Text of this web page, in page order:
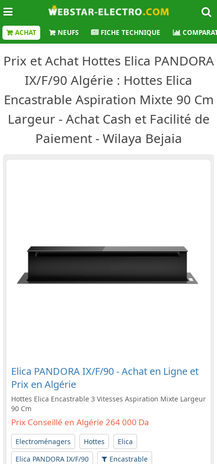
ACHAT NEUFS FICHE TECHNIQUE
Prix et Achat Hottes Elica PANDORA
IX/F/90 Algérie : Hottes Elica
Encastrable Aspiration Mixte 90 Cm
Largeur - Achat Cash et Facilité de
Paiement - Wilaya Bejaia
Elica PANDORA IX/F/90 - Achat en Ligne et
Prix en Algérie
Hottes Elica Encastrable 3 Vitesses Aspiration Mixte Largeur
90 Cm
Prix Conseillé en Algérie 264 000 Da
Electroménagers Hottes
Elica
Elica PANDORA IX/F/90
Encastrable